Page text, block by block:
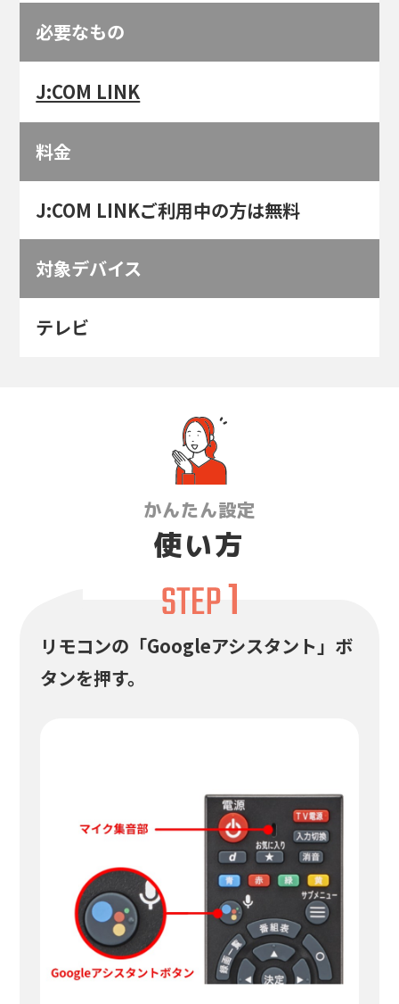
必要なもの
J:COM LINK
料金
J:COM LINKご利用中の方は無料
対象デバイス
テレビ
かんたん設定
使い方
リモコンの「Googleアシスタント」ボ
タンを押す。